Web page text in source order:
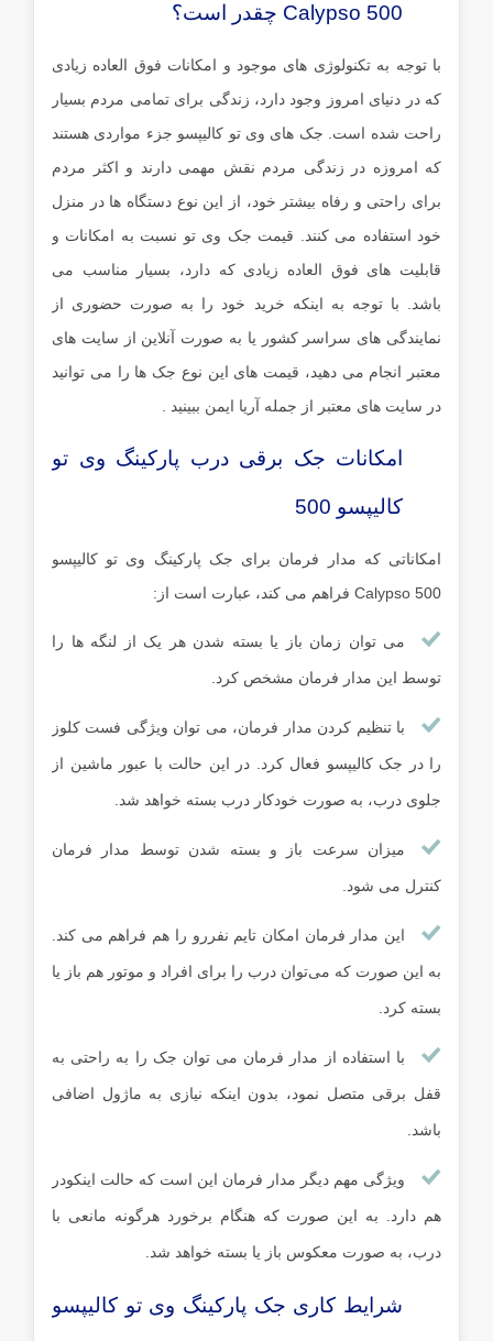
Calypso 500 چقدر است؟
با توجه به تکنولوژی های موجود و امکانات فوق العاده زیادی
که در دنیای امروز وجود دارد، زندگی برای تمامی مردم بسیار
راحت شده است. جک های وی تو کالیپسو جزء مواردی هستند
که امروزه در زندگی مردم نقش مهمی دارند و اکثر مردم
برای راحتی و رفاه بیشتر خود، از این نوع دستگاه ها در منزل
خود استفاده می کنند. قیمت جک وی تو نسبت به امکانات و
قابلیت های فوق العاده زیادی که دارد، بسیار مناسب می
باشد. با توجه به اینکه خرید خود را به صورت حضوری از
نمایندگی های سراسر کشور یا به صورت آنلاین از سایت های
معتبر انجام می دهید، قیمت های این نوع جک ها را می توانید
در سایت های معتبر از جمله آریا ایمن ببینید .
امکانات جک برقی درب پارکینگ وی تو
کالیپسو 500
امکاناتی که مدار فرمان برای جک پارکینگ وی تو کالیپسو
Calypso 500 فراهم می کند، عبارت است از:
می توان زمان باز یا بسته شدن هر یک از لنگه ها را
توسط این مدار فرمان مشخص کرد.
با تنظیم کردن مدار فرمان، می توان ویژگی فست کلوز
را در جک کالیپسو فعال کرد. در این حالت با عبور ماشین از
جلوی درب، به صورت خودکار درب بسته خواهد شد.
میزان سرعت باز و بسته شدن توسط مدار فرمان
کنترل می شود.
این مدار فرمان امکان تایم نفررو را هم فراهم می کند.
به این صورت که می‌توان درب را برای افراد و موتور هم باز یا
بسته کرد.
با استفاده از مدار فرمان می توان جک را به راحتی به
قفل برقی متصل نمود، بدون اینکه نیازی به ماژول اضافی
باشد.
ویژگی مهم دیگر مدار فرمان این است که حالت اینکودر
هم دارد. به این صورت که هنگام برخورد هرگونه مانعی با
درب، به صورت معکوس باز یا بسته خواهد شد.
شرایط کاری جک پارکینگ وی تو کالیپسو